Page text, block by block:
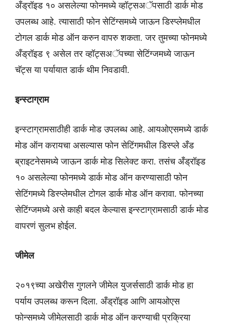
अँड्रॉइड १० असलेल्या फोनमध्ये व्हॉट्सअॅपसाठी डार्क मोड
उपलब्ध आहे. त्यासाठी फोन सेटिंग्समध्ये जाऊन डिस्प्लेमधील
टोगल डार्क मोड ऑन करुन वापरु शकता. जर तुमच्या फोनमध्ये
अँड्रॉइड ९ असेल तर व्हॉट्सअॅपच्या सेटिंग्जमध्ये जाऊन
चॅट्स या पर्यायात डार्क थीम निवडावी.
इन्स्टाग्राम
इन्स्टाग्रामसाठीही डार्क मोड उपलब्ध आहे. आयओएसमध्ये डार्क
मोड ऑन करायचा असल्यास फोन सेटिंगमधील डिस्प्ले अँड
ब्राइटनेसमध्ये जाऊन डार्क मोड सिलेक्ट करा. तसंच अँड्रॉइड
१० असलेल्या फोनमध्ये डार्क मोड ऑन करण्यासाठी फोन
सेटिंगमध्ये डिस्प्लेमधील टोगल डार्क मोड ऑन करावा. फोनच्या
सेटिंग्जमध्ये असे काही बदल केल्यास इन्स्टाग्रामसाठी डार्क मोड
वापरणं सुलभ होईल.
जीमेल
२०१९च्या अखेरीस गुगलने जीमेल युजर्ससाठी डार्क मोड हा
पर्याय उपलब्ध करून दिला. अँड्रॉइड आणि आयओएस
फोन्समध्ये जीमेलसाठी डार्क मोड ऑन करण्याची प्रक्रिया